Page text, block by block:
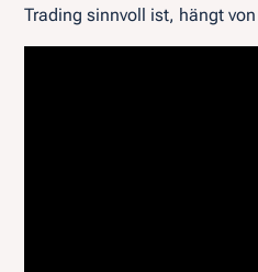
Trading sinnvoll ist, hängt